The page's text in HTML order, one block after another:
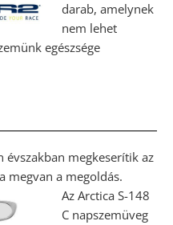
darab, amelynek
nem lehet
egészsége
megkeserítik az
megvan a megoldás.
Az Arctica S-148
C napszemüveg